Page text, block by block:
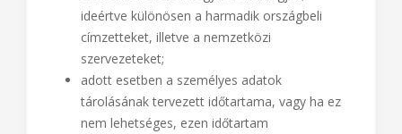
ideértve különösen a harmadik országbeli
címzetteket, illetve a nemzetközi
szervezeteket;
adott esetben a személyes adatok
tárolásának tervezett időtartama, vagy ha ez
nem lehetséges, ezen időtartam